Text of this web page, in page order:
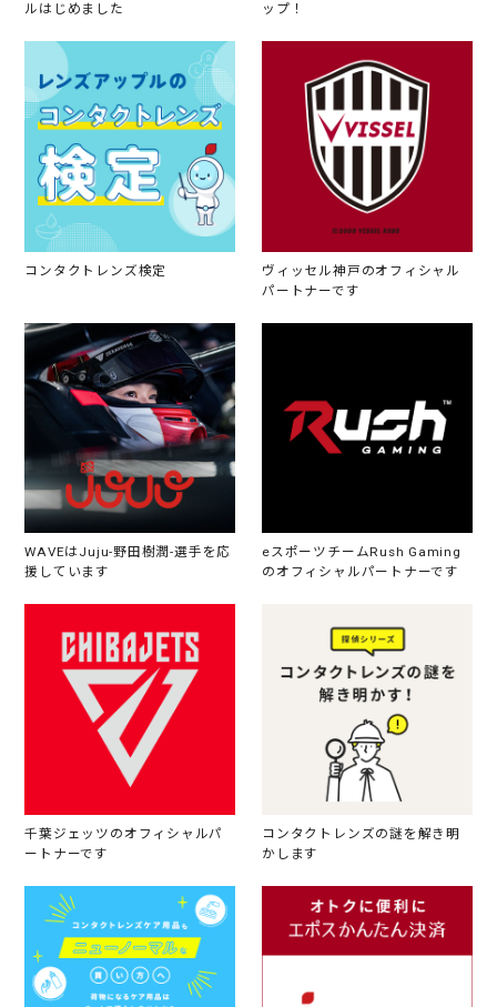
ルはじめました
ップ！
コンタクトレンズ検定
ヴィッセル神戸のオフィシャル
パートナーです
WAVEはJuju-野田樹潤-選手を応
援しています
eスポーツチームRush Gaming
のオフィシャルパートナーです
千葉ジェッツのオフィシャルパ
ートナーです
コンタクトレンズの謎を解き明
かします